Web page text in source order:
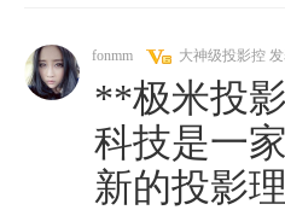
fonmm 大神级投影控
**极米投
科技是一
新的投影